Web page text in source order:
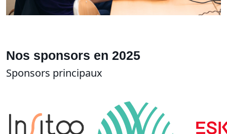
Nos sponsors en 2025
Sponsors principaux